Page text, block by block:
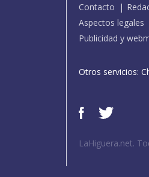
Contacto
Aspectos legales
Publicidad y
Otros servicios:
LaHiguera.net.